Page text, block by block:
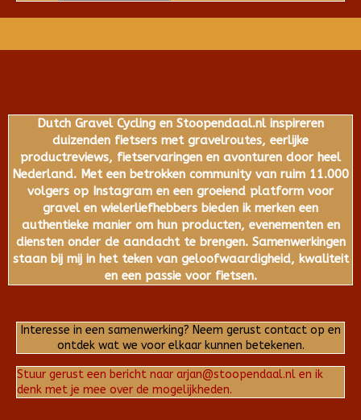
Dutch Gravel Cycling en Stoopendaal.nl inspireren
duizenden fietsers met gravelroutes, eerlijke
productreviews, fietservaringen en avonturen door heel
Nederland. Met een betrokken community van ruim 11.000
volgers op Instagram en een groeiend platform voor
gravel en wielerliefhebbers bieden ik merken een
authentieke manier om hun producten, evenementen en
diensten onder de aandacht te brengen. Samenwerkingen
staan bij mij in het teken van geloofwaardigheid, kwaliteit
en een passie voor fietsen.
Interesse in een samenwerking? Neem gerust contact op en
ontdek wat we voor elkaar kunnen betekenen.
Stuur gerust een bericht naar arjan@stoopendaal.nl en ik
denk met je mee over de mogelijkheden.